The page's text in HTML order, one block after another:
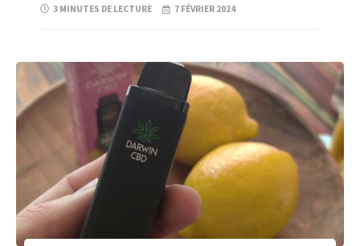
3 MINUTES DE LECTURE 7 FÉVRIER 2024